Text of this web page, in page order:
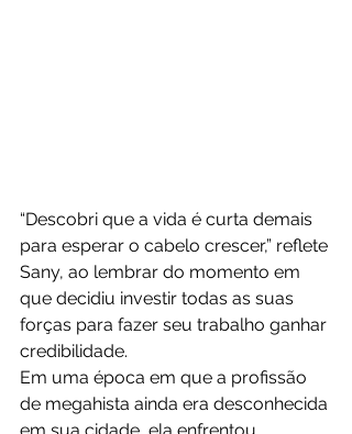
“Descobri que a vida é curta demais
para esperar o cabelo crescer,” reflete
Sany, ao lembrar do momento em
que decidiu investir todas as suas
forças para fazer seu trabalho ganhar
credibilidade.
Em uma época em que a profissão
de megahista ainda era desconhecida